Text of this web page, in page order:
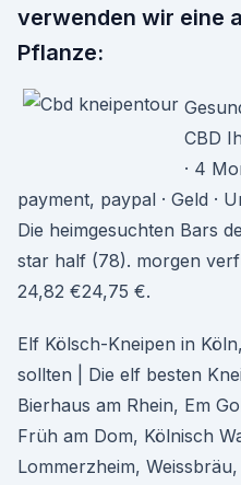
verwenden wir eine
Pflanze:
CBD
· 4
payment, paypal · Geld ·
Die heimgesuchten Bars
star half (78). morgen
24,82 €24,75 €.
Elf Kölsch-Kneipen in
sollten | Die elf besten
Bierhaus am Rhein, Em
Früh am Dom, Kölnisch
Lommerzheim,